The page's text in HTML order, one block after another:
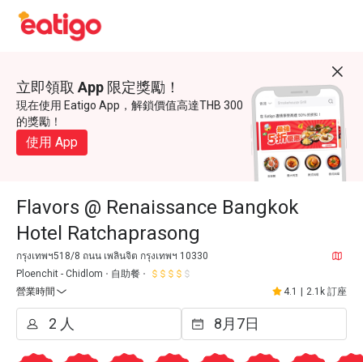
立即領取 App 限定獎勵！
現在使用 Eatigo App，解鎖價值高達THB 300
的獎勵！
使用 App
Flavors @ Renaissance Bangkok
Hotel Ratchaprasong
กรุงเทพฯ518/8 ถนน เพลินจิต กรุงเทพฯ 10330
Ploenchit - Chidlom
自助餐
營業時間
4.1 2.1k 訂座